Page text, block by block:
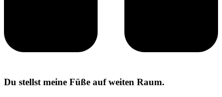
Du stellst meine Füße auf weiten Raum.